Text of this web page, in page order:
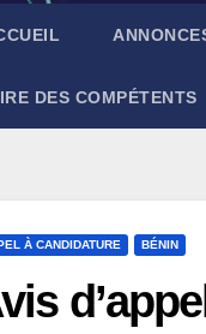
DES COMPÉTENTS
À CANDIDATURE BÉNIN